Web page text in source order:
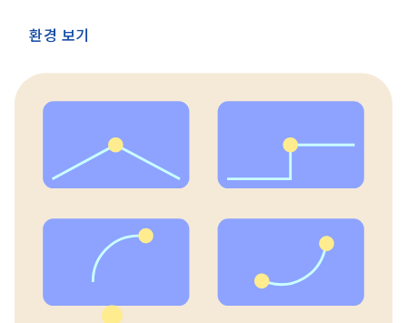
환경 보기